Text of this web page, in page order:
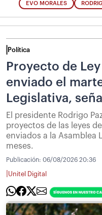
EVO MORALES
Política
Proyecto de
enviado el
Legislativa,
El presidente Rodrigo
proyectos de las leyes
enviados a la Asamblea
meses.
Publicación: 06/08/2026 20:36
Unitel Digital